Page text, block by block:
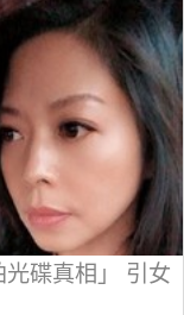
碟真相」 引女